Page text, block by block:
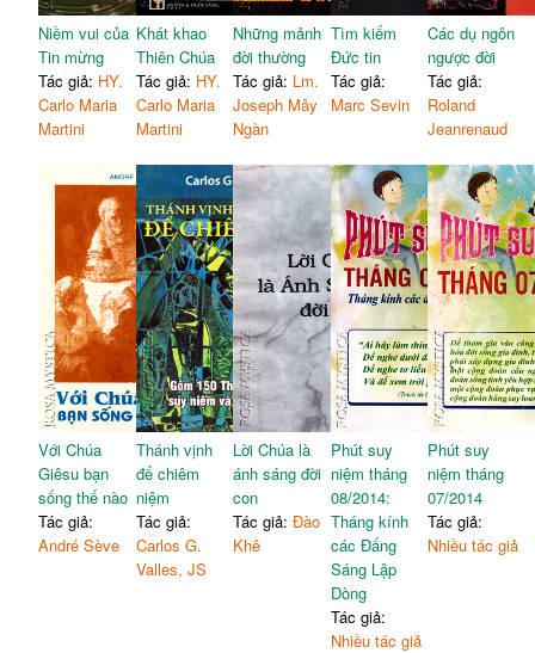
Niềm vui của
Tin mừng
Tác giả: HY.
Carlo Maria
Martini
Khát khao
Thiên Chúa
Tác giả: HY.
Carlo Maria
Martini
Những mảnh
đời thường
Tác giả: Lm.
Joseph Mây
Ngàn
Tìm kiếm
Đức tin
Tác giả:
Marc Sevin
Các dụ ngôn
ngược đời
Tác giả:
Roland
Jeanrenaud
Với Chúa
Giêsu bạn
sống thế nào
Tác giả:
André Sève
Thánh vịnh
để chiêm
niệm
Tác giả:
Carlos G.
Valles, JS
Lời Chúa là
ánh sáng đời
con
Tác giả:Đào
Khê
Phút suy
niệm tháng
08/2014:
Tháng kính
các Đấng
Sáng Lập
Dòng
Tác giả:
Nhiều tác giả
Phút suy
niệm tháng
07/2014
Tác giả:
Nhiều tác giả